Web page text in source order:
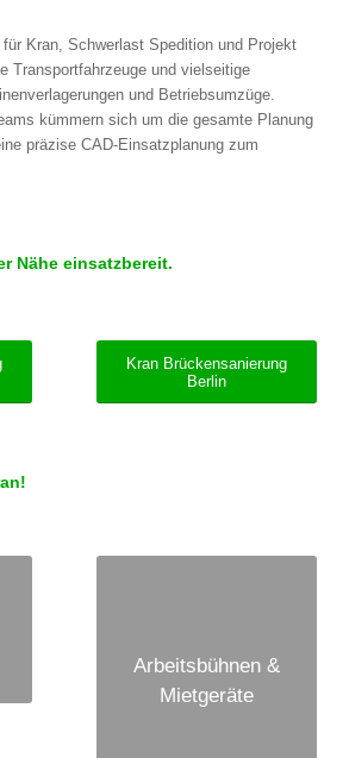
Kran, Schwerlast Spedition und Projekt
Transportfahrzeuge und vielseitige
und Betriebsumzüge.
kümmern sich um die gesamte Planung
präzise CAD-Einsatzplanung zum
Nähe einsatzbereit.
Kran Brückensanierung
Berlin
Arbeitsbühnen &
Mietgeräte